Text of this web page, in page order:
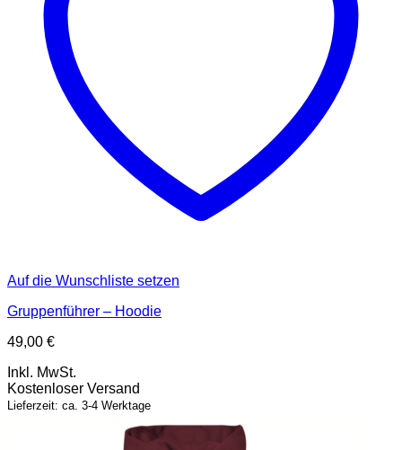
Auf die Wunschliste setzen
Gruppenführer – Hoodie
49,00 €
Inkl. MwSt.
Kostenloser Versand
Lieferzeit: ca. 3-4 Werktage